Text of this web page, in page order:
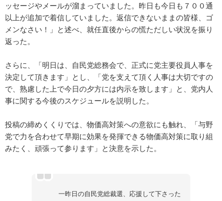
ッセージやメールが溜まっていました。昨日も今日も７００通
以上が追加で着信していました。返信できないままの皆様、ゴ
メンなさい！」と述べ、就任直後からの慌ただしい状況を振り
返った。
さらに、「明日は、自民党総務会で、正式に党主要役員人事を
決定して頂きます」とし、「党を支えて頂く人事は大切ですの
で、熟慮した上で今日の夕方には内示を致します」と、党内人
事に関する今後のスケジュールを説明した。
投稿の締めくくりでは、物価高対策への意欲にも触れ、「与野
党で力を合わせて早期に効果を発揮できる物価高対策に取り組
みたく、頑張って参ります」と決意を示した。
一昨日の自民党総裁選、応援して下さった